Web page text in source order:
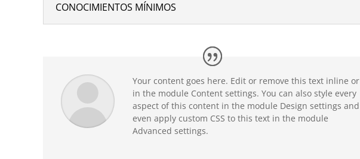
CONOCIMIENTOS MÍNIMOS
Your content goes here. Edit or remove this text inline or
in the module Content settings. You can also style every
aspect of this content in the module Design settings and
even apply custom CSS to this text in the module
Advanced settings.